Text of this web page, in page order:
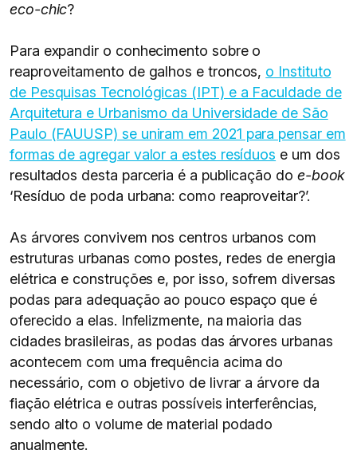
eco-chic?
Para expandir o conhecimento sobre o
reaproveitamento de galhos e troncos, o Instituto
de Pesquisas Tecnológicas (IPT) e a Faculdade de
Arquitetura e Urbanismo da Universidade de São
Paulo (FAUUSP) se uniram em 2021 para pensar em
formas de agregar valor a estes resíduos e um dos
resultados desta parceria é a publicação do e-book
‘Resíduo de poda urbana: como reaproveitar?’.
As árvores convivem nos centros urbanos com
estruturas urbanas como postes, redes de energia
elétrica e construções e, por isso, sofrem diversas
podas para adequação ao pouco espaço que é
oferecido a elas. Infelizmente, na maioria das
cidades brasileiras, as podas das árvores urbanas
acontecem com uma frequência acima do
necessário, com o objetivo de livrar a árvore da
fiação elétrica e outras possíveis interferências,
sendo alto o volume de material podado
anualmente.